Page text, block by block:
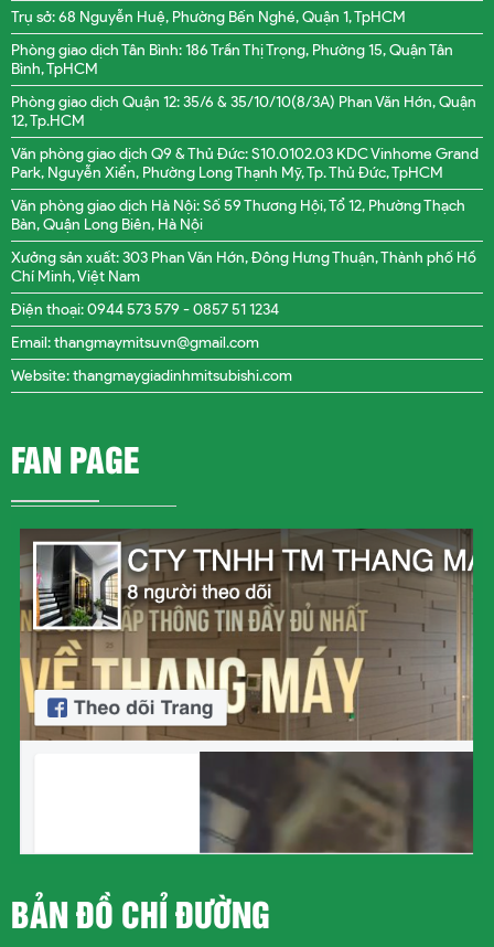
Trụ sở: 68 Nguyễn Huệ, Phường Bến Nghé, Quận 1, TpHCM
Phòng giao dịch Tân Bình: 186 Trần Thị Trọng, Phường 15, Quận Tân
Bình, TpHCM
Phòng giao dịch Quận 12: 35/6 & 35/10/10(8/3A) Phan Văn Hớn, Quận
12, Tp.HCM
Văn phòng giao dịch Q9 & Thủ Đức: S10.0102.03 KDC Vinhome Grand
Park, Nguyễn Xiển, Phường Long Thạnh Mỹ, Tp. Thủ Đức, TpHCM
Văn phòng giao dịch Hà Nội: Số 59 Thương Hội, Tổ 12, Phường Thạch
Bàn, Quận Long Biên, Hà Nội
Xưởng sản xuất: 303 Phan Văn Hớn, Đông Hưng Thuận, Thành phố Hồ
Chí Minh, Việt Nam
Điện thoại: 0944 573 579 - 0857 51 1234
Email: thangmaymitsuvn@gmail.com
Website: thangmaygiadinhmitsubishi.com
FAN PAGE
BẢN ĐỒ CHỈ ĐƯỜNG